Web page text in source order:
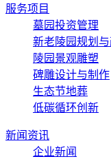
服务项目
墓园投资管理
新老陵园规划
陵园景观雕塑
碑雕设计与制作
生态节地葬
低碳循环创新
新闻资讯
企业新闻